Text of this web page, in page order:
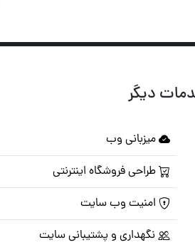
دیگر
میزبانی وب
طراحی فروشگاه اینترنتی
امنیت وب سایت
نگهداری و پشتیبانی سایت